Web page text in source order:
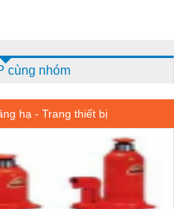
cùng nhóm
hạ - Trang thiết bị